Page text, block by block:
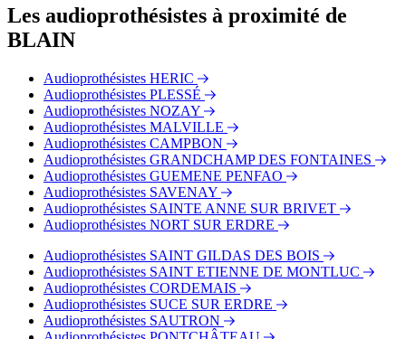
Les audioprothésistes à proximité de
BLAIN
Audioprothésistes HERIC
Audioprothésistes PLESSÉ
Audioprothésistes NOZAY
Audioprothésistes MALVILLE
Audioprothésistes CAMPBON
Audioprothésistes GRANDCHAMP DES FONTAINES
Audioprothésistes GUEMENE PENFAO
Audioprothésistes SAVENAY
Audioprothésistes SAINTE ANNE SUR BRIVET
Audioprothésistes NORT SUR ERDRE
Audioprothésistes SAINT GILDAS DES BOIS
Audioprothésistes SAINT ETIENNE DE MONTLUC
Audioprothésistes CORDEMAIS
Audioprothésistes SUCE SUR ERDRE
Audioprothésistes SAUTRON